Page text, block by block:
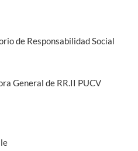
de Responsabilidad Social
General de RR.II PUCV